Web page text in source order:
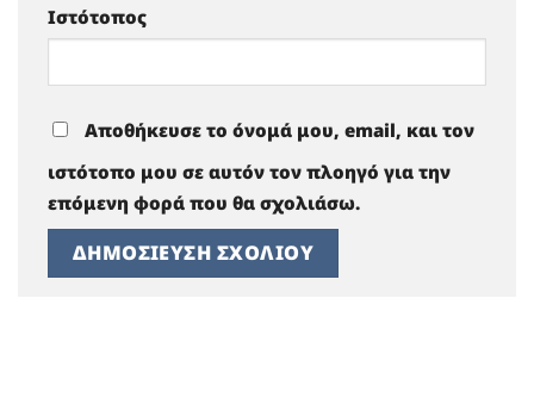
Ιστότοπος
Αποθήκευσε το όνομά μου, email, και τον
ιστότοπο μου σε αυτόν τον πλοηγό για την
επόμενη φορά που θα σχολιάσω.